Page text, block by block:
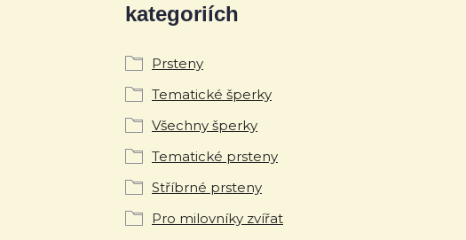
kategoriích
Prsteny
Tematické šperky
Všechny šperky
Tematické prsteny
Stříbrné prsteny
Pro milovníky zvířat